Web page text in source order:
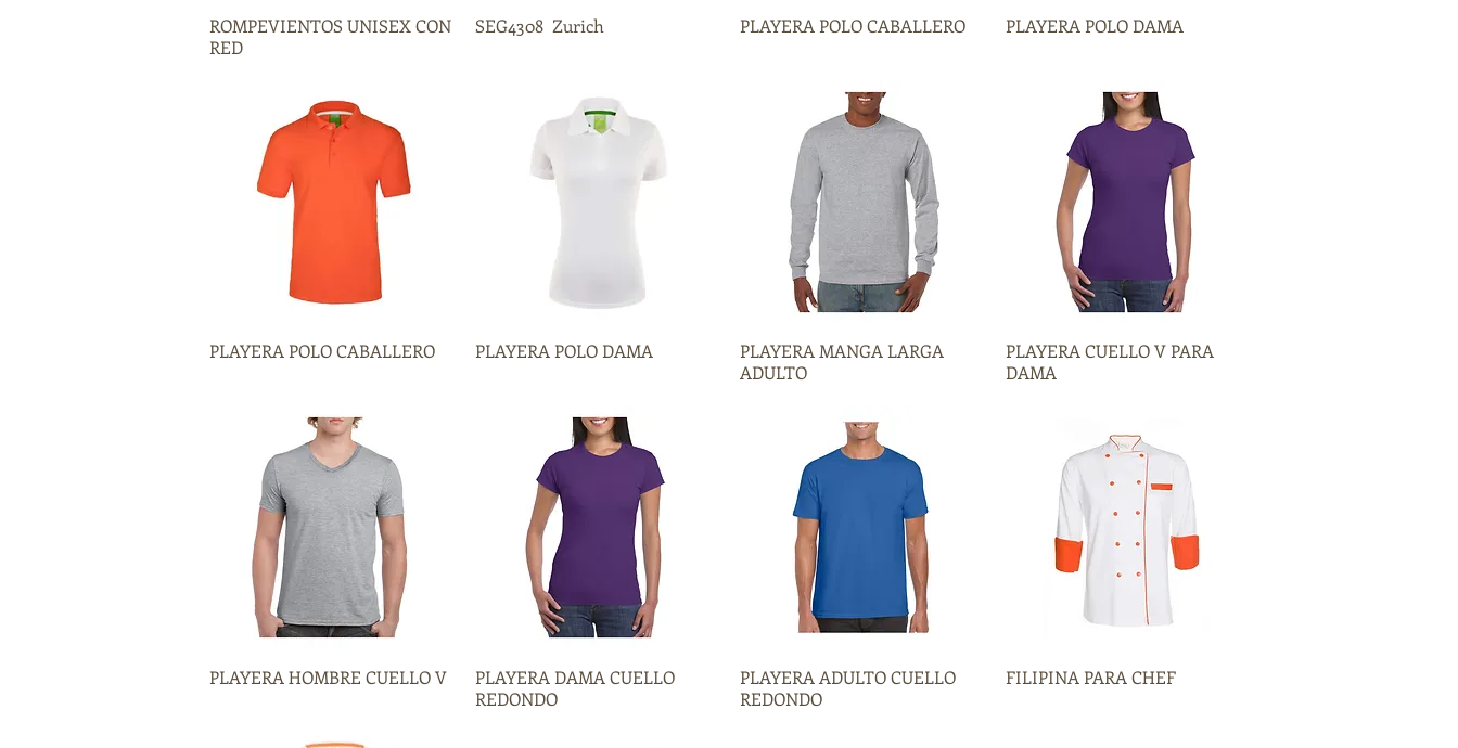
Vista rápida
ROMPEVIENTOS UNISEX CON
RED
Vista rápida
SEG4308 Zurich Vista rápida
PLAYERA POLO CABALLERO Vista rápida
PLAYERA POLO DAMA
Vista rápida
PLAYERA POLO CABALLERO Vista rápida
PLAYERA POLO DAMA Vista rápida
PLAYERA MANGA LARGA
ADULTO
Vista rápida
PLAYERA CUELLO V PARA
DAMA
Vista rápida
PLAYERA HOMBRE CUELLO V Vista rápida
PLAYERA DAMA CUELLO
REDONDO
Vista rápida
PLAYERA ADULTO CUELLO
REDONDO
Vista rápida
FILIPINA PARA CHEF